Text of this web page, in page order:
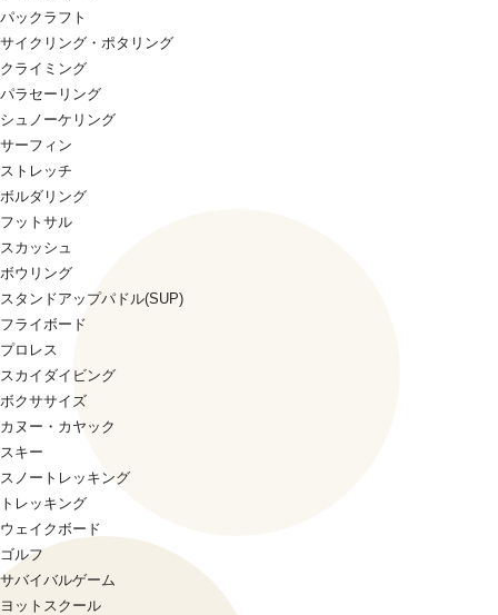
パックラフト
サイクリング・ポタリング
クライミング
パラセーリング
シュノーケリング
サーフィン
ストレッチ
ボルダリング
フットサル
スカッシュ
ボウリング
スタンドアップパドル(SUP)
フライボード
プロレス
スカイダイビング
ボクササイズ
カヌー・カヤック
スキー
スノートレッキング
トレッキング
ウェイクボード
ゴルフ
サバイバルゲーム
ヨットスクール